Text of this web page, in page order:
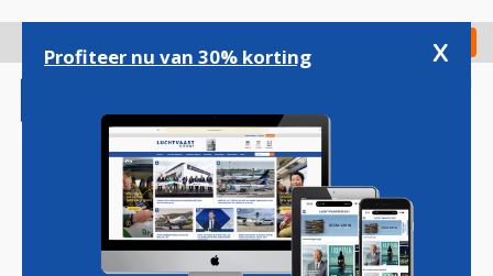
gaan
Check in
Magazine Podcasts Vacatures
Profiteer nu van 30% korting x